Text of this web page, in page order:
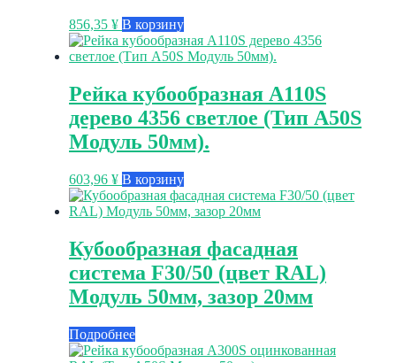
856,35 ¥ В корзину
Рейка кубообразная A110S
дерево 4356 светлое (Тип A50S
Модуль 50мм).
603,96 ¥ В корзину
Кубообразная фасадная
система F30/50 (цвет RAL)
Модуль 50мм, зазор 20мм
Подробнее